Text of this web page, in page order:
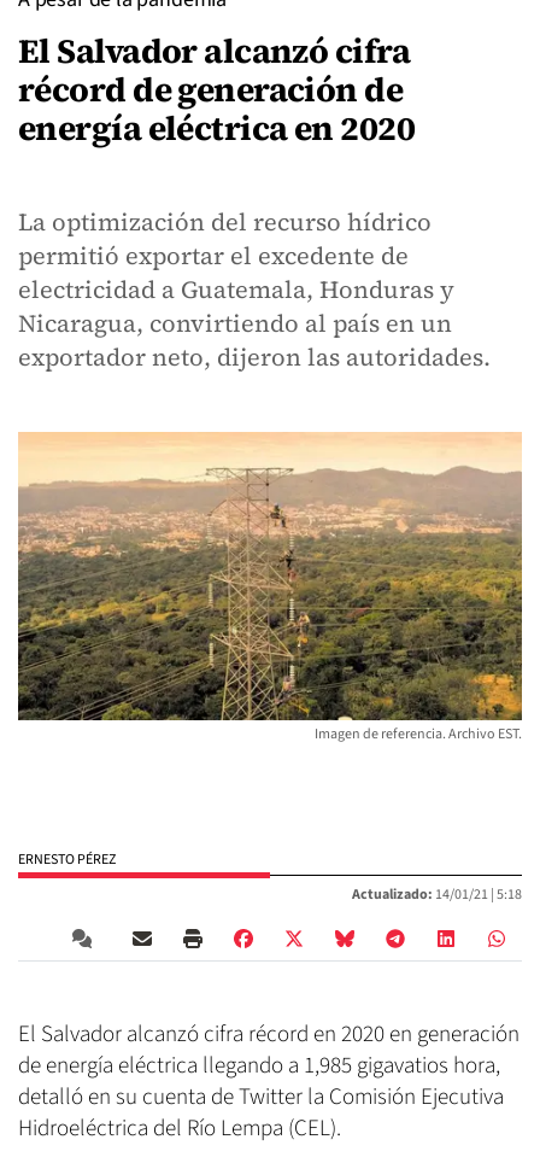
El Salvador alcanzó cifra
récord de generación de
energía eléctrica en 2020
La optimización del recurso hídrico
permitió exportar el excedente de
electricidad a Guatemala, Honduras y
Nicaragua, convirtiendo al país en un
exportador neto, dijeron las autoridades.
Imagen de referencia. Archivo EST.
ERNESTO PÉREZ
Actualizado: 14/01/21 |5:18
El Salvador alcanzó cifra récord en 2020 en generación
de energía eléctrica llegando a 1,985 gigavatios hora,
detalló en su cuenta de Twitter la Comisión Ejecutiva
Hidroeléctrica del Río Lempa (CEL).